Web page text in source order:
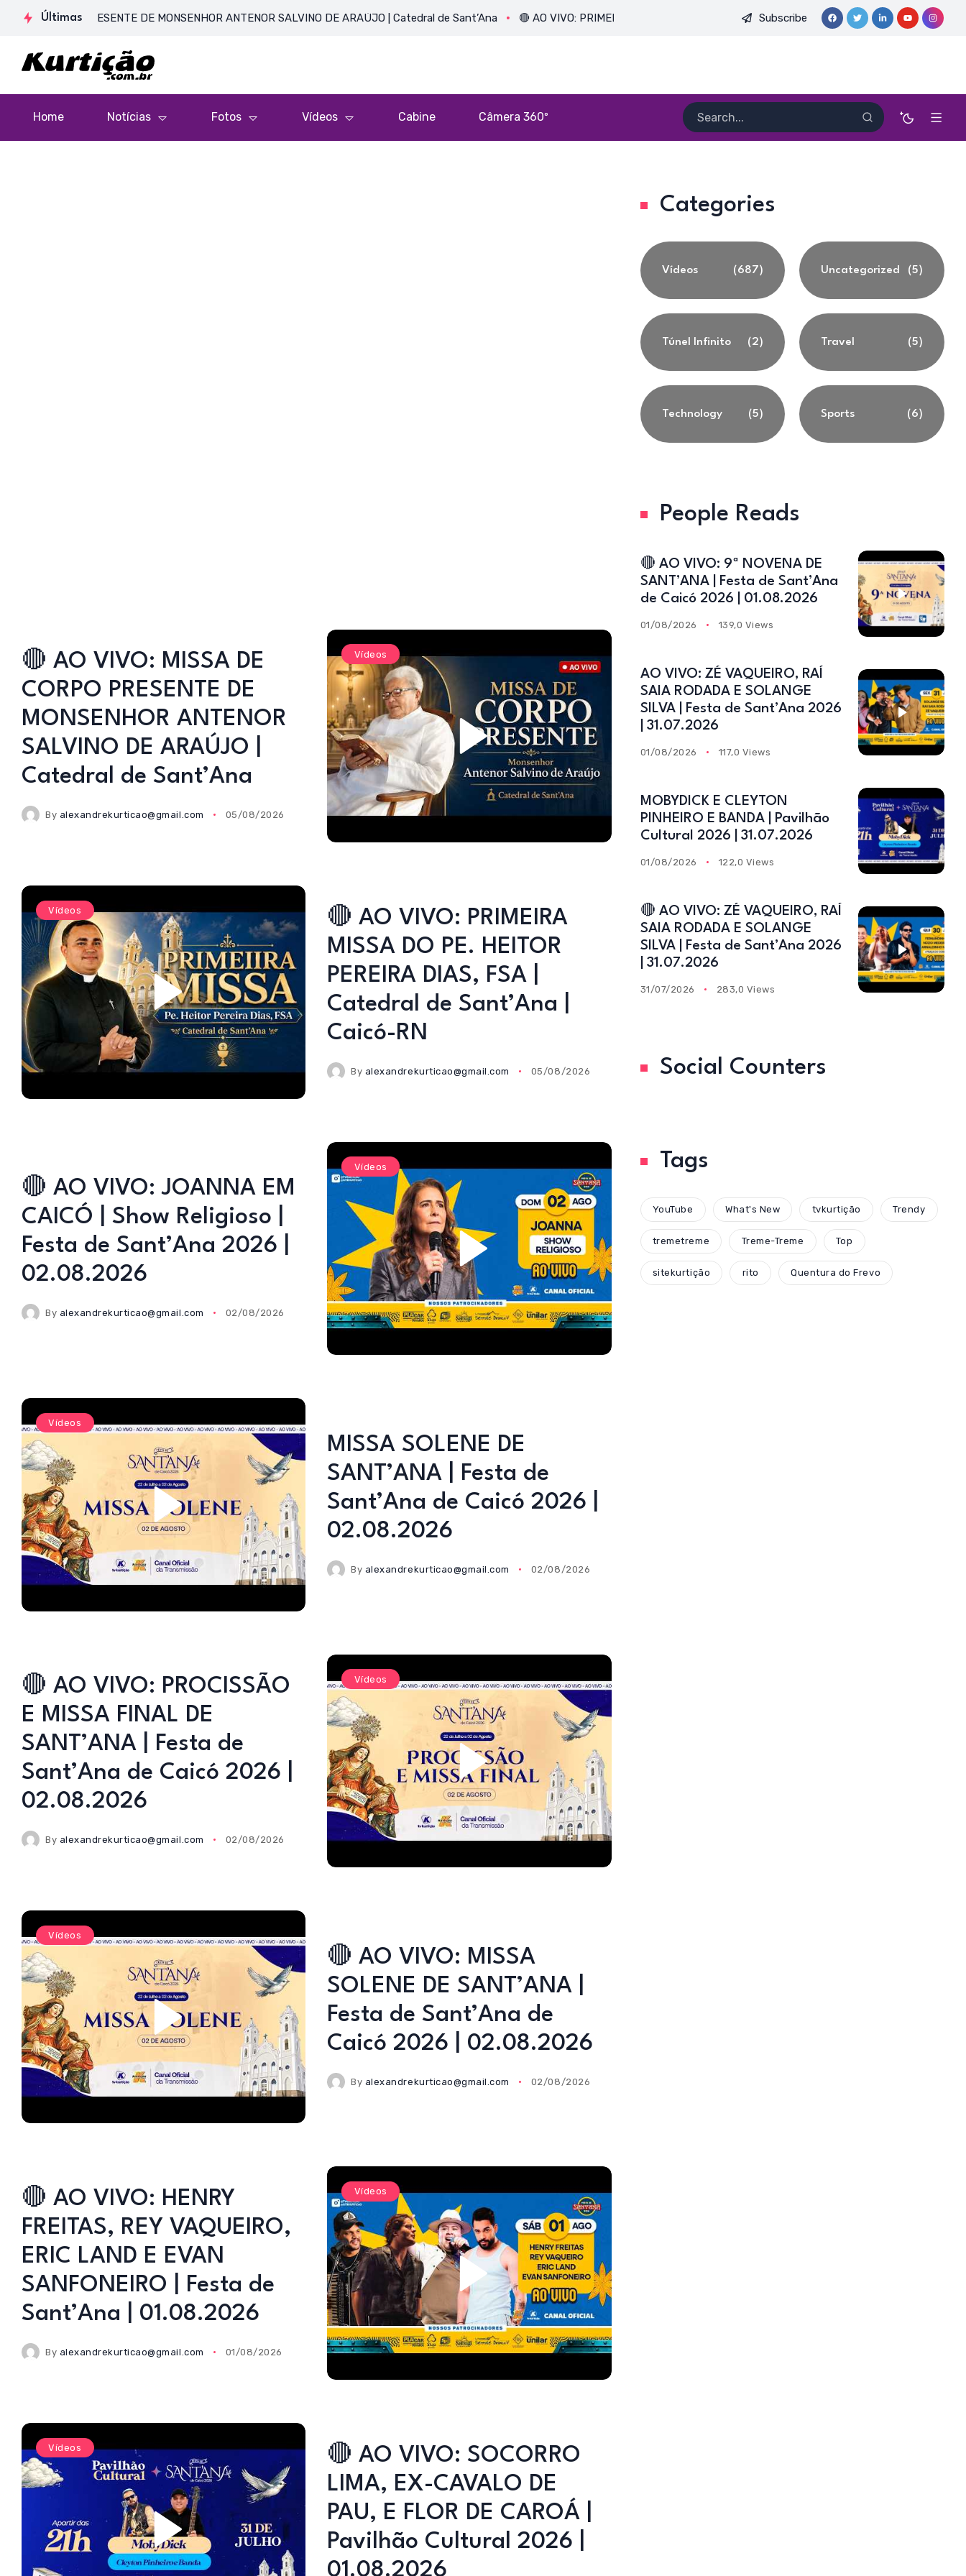
Últimas
PRESENTE DE MONSENHOR ANTENOR SALVINO DE ARAÚJO | Catedral de Sant’Ana 🔴 AO VIVO: PRIMEIRA MISSA DO PE. HEITOR PEREIRA DIAS, FSA | Catedral de Sant’Ana | Caicó-
Subscribe
Home Notícias Fotos Vídeos Cabine Câmera 360º
Vídeos
🔴 AO VIVO: MISSA DE
CORPO PRESENTE DE
MONSENHOR ANTENOR
SALVINO DE ARAÚJO |
Catedral de Sant’Ana
By alexandrekurticao@gmail.com 05/08/2026
Vídeos
🔴 AO VIVO: PRIMEIRA
MISSA DO PE. HEITOR
PEREIRA DIAS, FSA |
Catedral de Sant’Ana |
Caicó-RN
By alexandrekurticao@gmail.com 05/08/2026
Vídeos
🔴 AO VIVO: JOANNA EM
CAICÓ | Show Religioso |
Festa de Sant’Ana 2026 |
02.08.2026
By alexandrekurticao@gmail.com 02/08/2026
Vídeos
MISSA SOLENE DE
SANT’ANA | Festa de
Sant’Ana de Caicó 2026 |
02.08.2026
By alexandrekurticao@gmail.com 02/08/2026
Vídeos
🔴 AO VIVO: PROCISSÃO
E MISSA FINAL DE
SANT’ANA | Festa de
Sant’Ana de Caicó 2026 |
02.08.2026
By alexandrekurticao@gmail.com 02/08/2026
Vídeos
🔴 AO VIVO: MISSA
SOLENE DE SANT’ANA |
Festa de Sant’Ana de
Caicó 2026 | 02.08.2026
By alexandrekurticao@gmail.com 02/08/2026
Vídeos
🔴 AO VIVO: HENRY
FREITAS, REY VAQUEIRO,
ERIC LAND E EVAN
SANFONEIRO | Festa de
Sant’Ana | 01.08.2026
By alexandrekurticao@gmail.com 01/08/2026
Vídeos
🔴 AO VIVO: SOCORRO
LIMA, EX-CAVALO DE
PAU, E FLOR DE CAROÁ |
Pavilhão Cultural 2026 |
01.08.2026
Categories
Vídeos (687) Uncategorized (5)
Túnel Infinito (2) Travel (5)
Technology (5) Sports (6)
People Reads
🔴 AO VIVO: 9ª NOVENA DE
SANT’ANA | Festa de Sant’Ana
de Caicó 2026 | 01.08.2026
01/08/2026 139,0 Views
AO VIVO: ZÉ VAQUEIRO, RAÍ
SAIA RODADA E SOLANGE
SILVA | Festa de Sant’Ana 2026
| 31.07.2026
01/08/2026 117,0 Views
MOBYDICK E CLEYTON
PINHEIRO E BANDA | Pavilhão
Cultural 2026 | 31.07.2026
01/08/2026 122,0 Views
🔴 AO VIVO: ZÉ VAQUEIRO, RAÍ
SAIA RODADA E SOLANGE
SILVA | Festa de Sant’Ana 2026
| 31.07.2026
31/07/2026 283,0 Views
Social Counters
Tags
YouTube What's New tvkurtição Trendy
tremetreme Treme-Treme Top
sitekurtição rito Quentura do Frevo